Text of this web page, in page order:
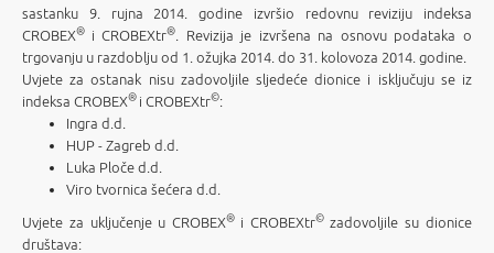
sastanku 9. rujna 2014. godine izvršio redovnu reviziju indeksa
CROBEX® i CROBEXtr®
. Revizija je izvršena na osnovu podataka o
trgovanju u razdoblju od 1. ožujka 2014. do 31. kolovoza 2014. godine.
Uvjete za ostanak nisu zadovoljile sljedeće dionice i isključuju se iz
indeksa CROBEX® i CROBEXtr©:
Ingra d.d.
HUP - Zagreb d.d.
Luka Ploče d.d.
Viro tvornica šećera d.d.
Uvjete za uključenje u CROBEX® i CROBEXtr©zadovoljile su dionice
društava: